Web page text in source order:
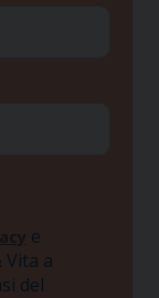
e
Vita a
del